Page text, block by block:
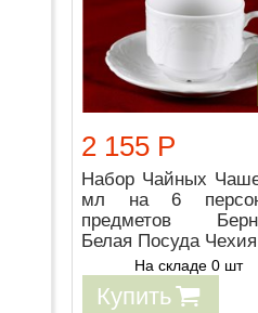
2 155 Р
Набор Чайных
мл на 6
предметов
Белая Посуда Чехия
На складе 0 шт
Купить